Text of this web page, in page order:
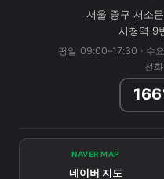
서울 중구 서소
시청역 9
평일 09:00–17:30 · 수
전
NAVER MAP
네이버 지도